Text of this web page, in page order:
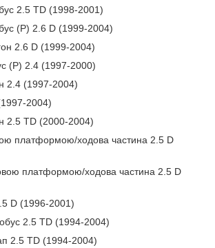
2.5 TD (1998-2001)
(P) 2.6 D (1999-2004)
2.6 D (1999-2004)
(P) 2.4 (1997-2000)
2.4 (1997-2004)
2004)
2.5 TD (2000-2004)
платформою/ходова частина 2.5 D
платформою/ходова частина 2.5 D
D (1996-2001)
2.5 TD (1994-2004)
2.5 TD (1994-2004)